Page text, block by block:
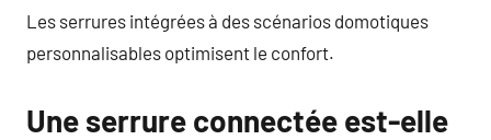
Les serrures intégrées à des scénarios domotiques
personnalisables optimisent le confort.
Une serrure connectée est-elle